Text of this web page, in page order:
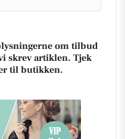
om tilbud
skrev artiklen. Tjek
til butikken.